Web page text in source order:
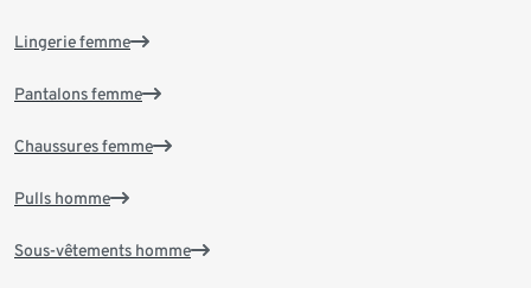
Lingerie femme
Pantalons femme
Chaussures femme
Pulls homme
Sous-vêtements homme